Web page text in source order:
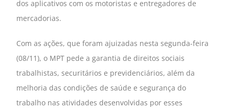
dos aplicativos com os motoristas e entregadores de
mercadorias.
Com as ações, que foram ajuizadas nesta segunda-feira
(08/11), o MPT pede a garantia de direitos sociais
trabalhistas, securitários e previdenciários, além da
melhoria das condições de saúde e segurança do
trabalho nas atividades desenvolvidas por esses